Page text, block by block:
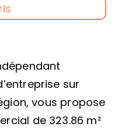
sur
vous propose
de 323.86 m²